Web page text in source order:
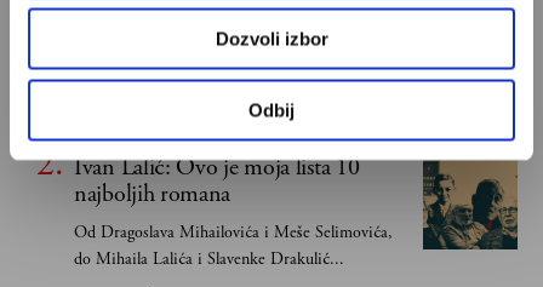
Dozvoli izbor
Odbij
Znam, uglavnom se govori da je Bog ljubav. Ali
za mene je Bog sloboda. Mnogi mogu da vole, a
tek retki mogu da podnesu slobodu
ALEKSANDAR MISOJČIĆ
Ivan Lalić: Ovo je moja lista 10
najboljih romana
Od Dragoslava Mihailovića i Meše Selimovića,
do Mihaila Lalića i Slavenke Drakulić...